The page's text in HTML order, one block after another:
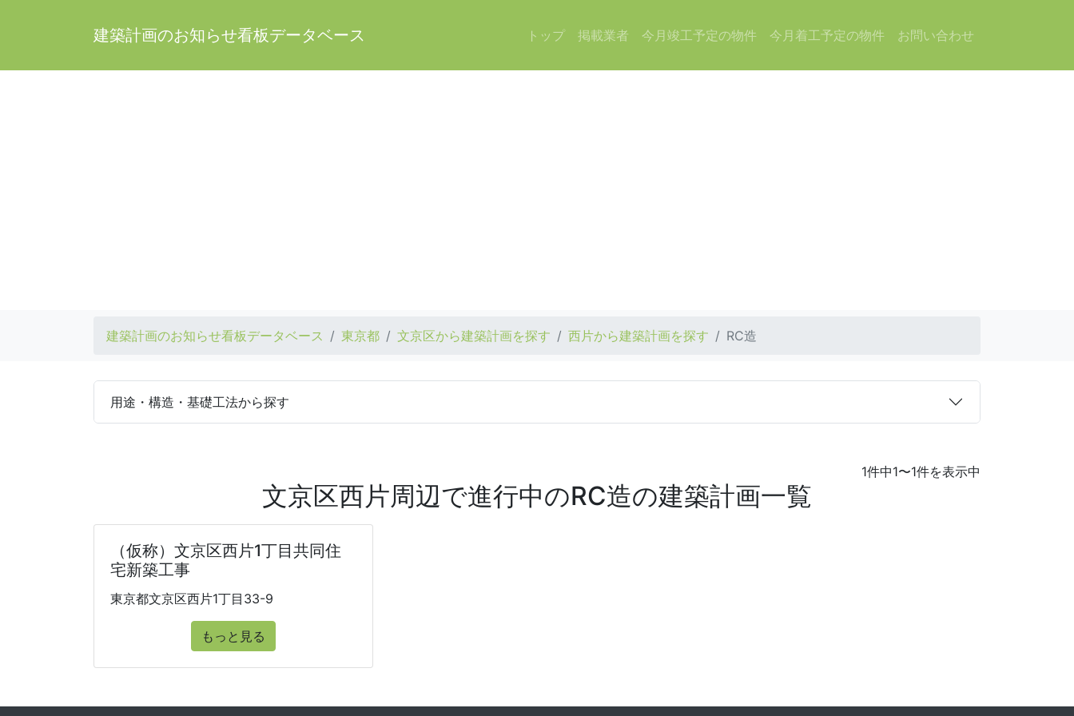
建築計画のお知らせ看板データベース トップ 掲載業者 今月竣工予定の物件 今月着工予定の物件 お問い合わせ
建築計画のお知らせ看板データベース 東京都 文京区から建築計画を探す 西片から建築計画を探す RC造
用途・構造・基礎工法から探す
1件中1〜1件を表示中
文京区西片周辺で進行中のRC造の建築計画一覧
（仮称）文京区西片1丁目共同住
宅新築工事
東京都文京区西片1丁目33-9
もっと見る